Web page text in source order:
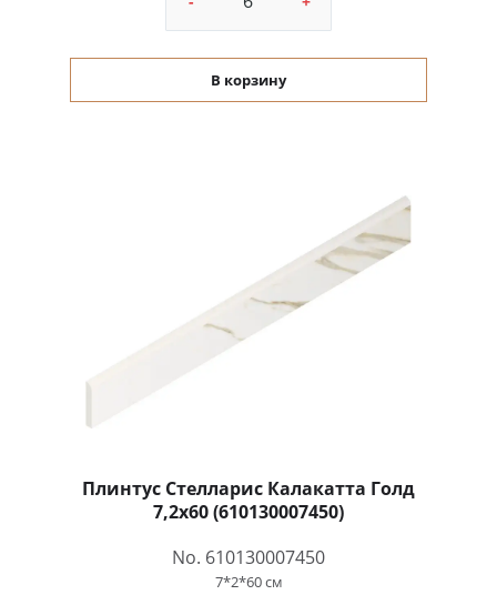
В корзину
Плинтус Стелларис Калакатта Голд
7,2x60 (610130007450)
No. 610130007450
7*2*60 см